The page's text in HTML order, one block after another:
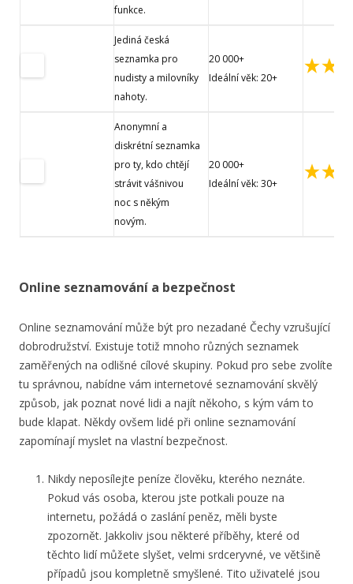
funkce.
Jediná česká
seznamka pro
nudisty a milovníky
nahoty.
20 000+
Ideální věk: 20+
Anonymní a
diskrétní seznamka
pro ty, kdo chtějí
strávit vášnivou
noc s někým
novým.
20 000+
Ideální věk: 30+
Online seznamování a bezpečnost
Online seznamování může být pro nezadané Čechy vzrušující
dobrodružství. Existuje totiž mnoho různých seznamek
zaměřených na odlišné cílové skupiny. Pokud pro sebe zvolíte
tu správnou, nabídne vám internetové seznamování skvělý
způsob, jak poznat nové lidi a najít někoho, s kým vám to
bude klapat. Někdy ovšem lidé při online seznamování
zapomínají myslet na vlastní bezpečnost.
Nikdy neposílejte peníze člověku, kterého neznáte.
Pokud vás osoba, kterou jste potkali pouze na
internetu, požádá o zaslání peněz, měli byste
zpozornět. Jakkoliv jsou některé příběhy, které od
těchto lidí můžete slyšet, velmi srdceryvné, ve většině
případů jsou kompletně smyšlené. Tito uživatelé jsou